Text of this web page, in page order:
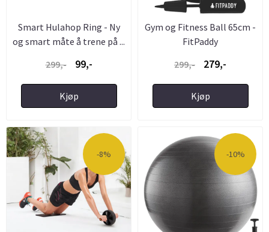
Smart Hulahop Ring - Ny
og smart måte å trene på ...
299,-
99,-
Kjøp
Gym og Fitness Ball 65cm -
FitPaddy
299,-
279,-
Kjøp
-8% -10%